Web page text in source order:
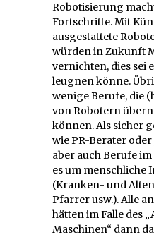
Robotisierung
Fortschritte. Mit
ausgestattete
würden in Zukunft
vernichten, dies sei
leugnen könne.
wenige Berufe, die
von Robotern
können. Als sicher
wie PR-Berater
aber auch Berufe
es um menschliche
(Kranken- und
Pfarrer usw.). Alle
hätten im Falle des
Maschinen“ dann